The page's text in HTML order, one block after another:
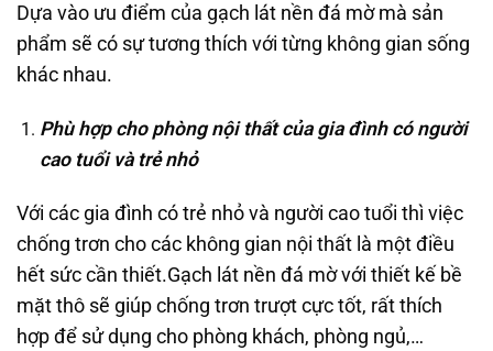
Dựa vào ưu điểm của gạch lát nền đá mờ mà sản
phẩm sẽ có sự tương thích với từng không gian sống
khác nhau.
Phù hợp cho phòng nội thất của gia đình có người
cao tuổi và trẻ nhỏ
Với các gia đình có trẻ nhỏ và người cao tuổi thì việc
chống trơn cho các không gian nội thất là một điều
hết sức cần thiết.Gạch lát nền đá mờ với thiết kế bề
mặt thô sẽ giúp chống trơn trượt cực tốt, rất thích
hợp để sử dụng cho phòng khách, phòng ngủ,…